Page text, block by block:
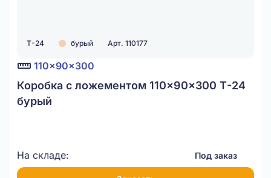
Т-24 бурый Арт. 110177
110x90x300
Коробка с ложементом 110x90x300 Т-24
бурый
На складе: Под заказ